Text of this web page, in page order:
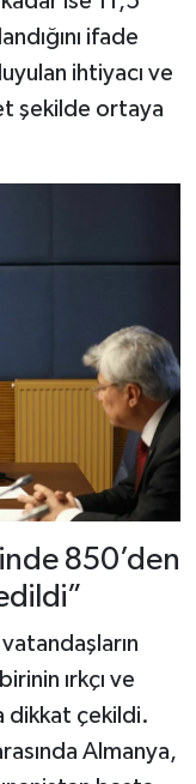
ifade
ihtiyacı ve
şekilde ortaya
850’den
ırkçı ve
dikkat çekildi.
Almanya,